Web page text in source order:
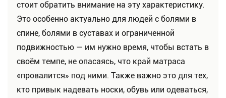
стоит обратить внимание на эту характеристику.
Это особенно актуально для людей с болями в
спине, болями в суставах и ограниченной
подвижностью — им нужно время, чтобы встать в
своём темпе, не опасаясь, что край матраса
«провалится» под ними. Также важно это для тех,
кто привык надевать носки, обувь или одеваться,